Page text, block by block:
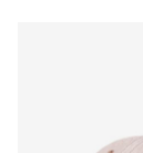
Czapka z